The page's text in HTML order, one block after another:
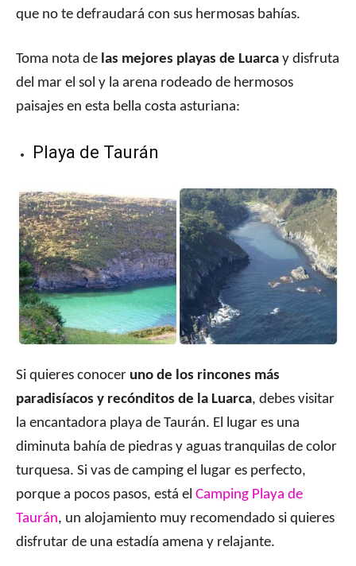
que no te defraudará con sus hermosas bahías.
Toma nota de las mejores playas de Luarca y disfruta
del mar el sol y la arena rodeado de hermosos
paisajes en esta bella costa asturiana:
Playa de Taurán
Si quieres conocer uno de los rincones más
paradisíacos y recónditos de la Luarca, debes visitar
la encantadora playa de Taurán. El lugar es una
diminuta bahía de piedras y aguas tranquilas de color
turquesa. Si vas de camping el lugar es perfecto,
porque a pocos pasos, está el Camping Playa de
Taurán, un alojamiento muy recomendado si quieres
disfrutar de una estadía amena y relajante.